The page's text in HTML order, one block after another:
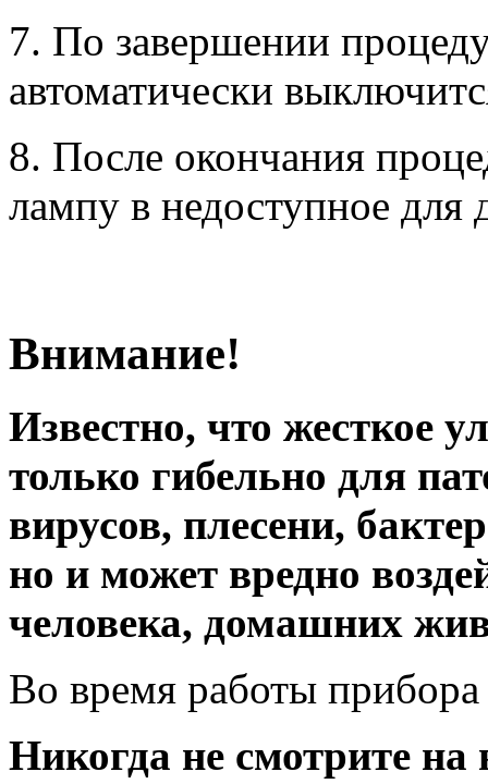
7. По завершении
автоматически
8. После окончания
лампу в недоступное для
Внимание!
Известно, что жесткое
только гибельно для
вирусов, плесени,
но и может вредно
человека, домашних
Во время работы прибора
Никогда не смотрите